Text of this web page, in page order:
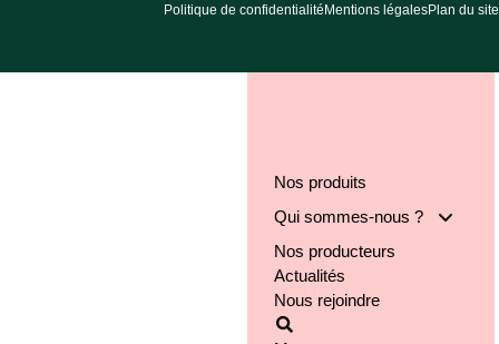
Politique de confidentialitéMentions légalesPlan du site
Nos produits
Qui sommes-nous ?
Notre groupe
Nos engagements
Notre implantation
Nos producteurs
Actualités
Nous rejoindre